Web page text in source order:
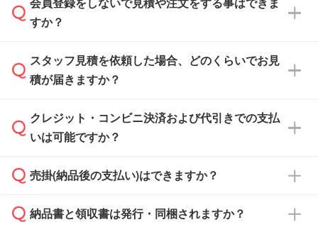
すか？
可能です。見積・注文フォームにて『ゲストの
まま進む』ボタンからお進みのうえ、ご依頼く
スタッフ見積を依頼した場合、どのくらいでお見
積が届きますか？
通常、翌営業日までにお送りしております。混
雑状況によっては、お時間をいただくこともご
依頼いただいた場合は、翌営業日以降のご連絡
クレジット・コンビニ決済および代引きでの支払
いは可能ですか？
銀行振込のみのご対応となります。
売掛(納品後の支払い)はできますか？
基本的には先入金をお願いしておりますが、自
納品書と領収書は発行・同梱されますか？